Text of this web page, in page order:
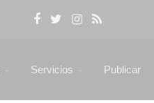
Servicios Publicar